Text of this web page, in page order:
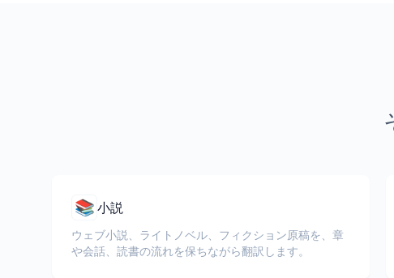
📚小説
ウェブ小説、ライトノベル、フィクション原稿を、章
や会話、読書の流れを保ちながら翻訳します。